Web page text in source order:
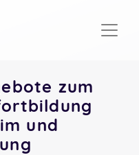
zum
und